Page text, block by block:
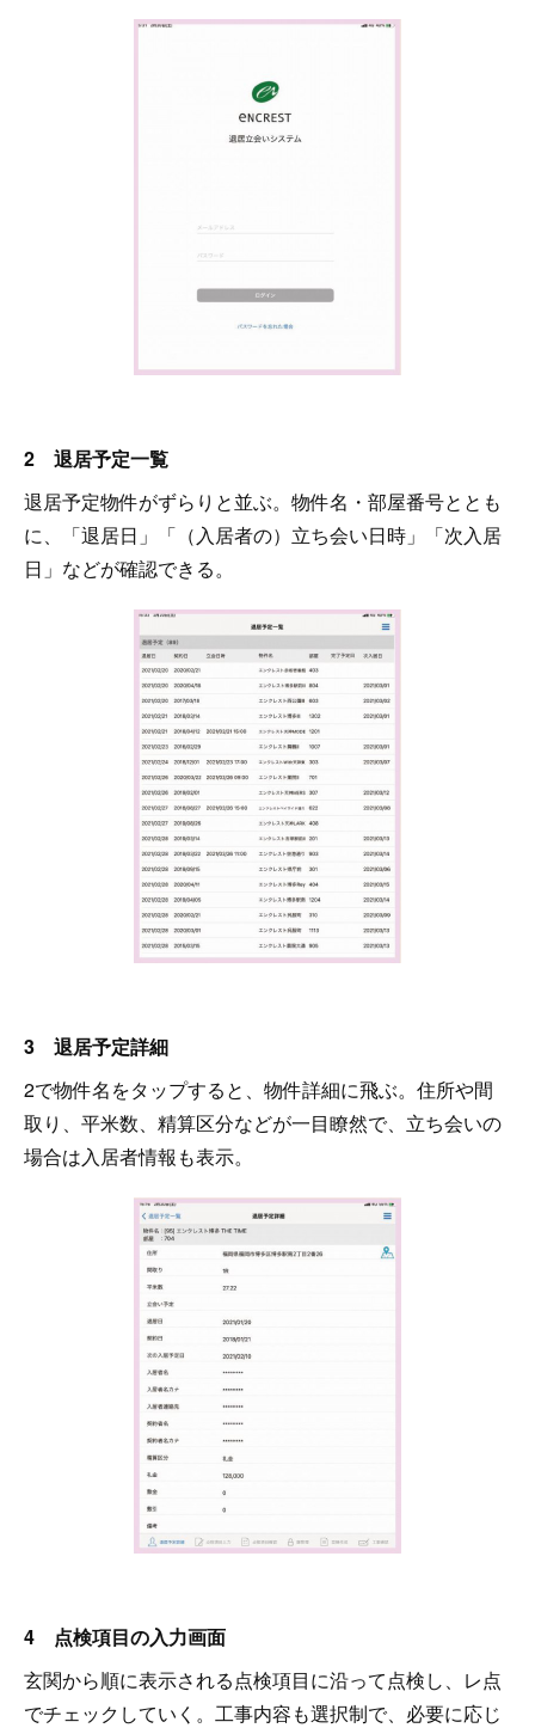
2 退居予定一覧
退居予定物件がずらりと並ぶ。物件名・部屋番号ととも
に、「退居日」「（入居者の）立ち会い日時」「次入居
日」などが確認できる。
3 退居予定詳細
2で物件名をタップすると、物件詳細に飛ぶ。住所や間
取り、平米数、精算区分などが一目瞭然で、立ち会いの
場合は入居者情報も表示。
4 点検項目の入力画面
玄関から順に表示される点検項目に沿って点検し、レ点
でチェックしていく。工事内容も選択制で、必要に応じ